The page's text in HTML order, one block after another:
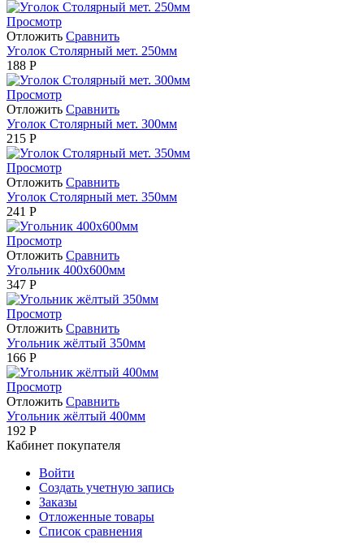
Просмотр
Отложить Сравнить
Уголок Столярный мет. 250мм
188 Р
Просмотр
Отложить Сравнить
Уголок Столярный мет. 300мм
215 Р
Просмотр
Отложить Сравнить
Уголок Столярный мет. 350мм
241 Р
Просмотр
Отложить Сравнить
Угольник 400х600мм
347 Р
Просмотр
Отложить Сравнить
Угольник жёлтый 350мм
166 Р
Просмотр
Отложить Сравнить
Угольник жёлтый 400мм
192 Р
Кабинет покупателя
Войти
Создать учетную запись
Заказы
Отложенные товары
Список сравнения